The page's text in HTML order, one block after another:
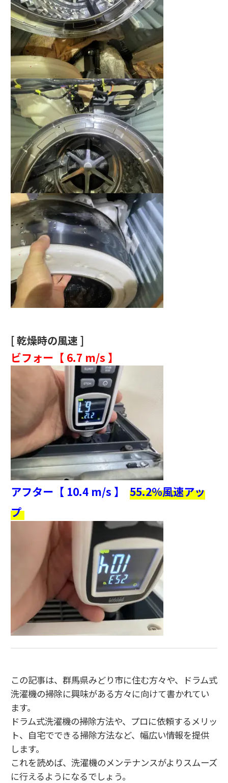
[ 乾燥時の風速 ]
ビフォー【6.7 m/s 】
アフター【 10.4 m/s 】 55.2％風速アッ
プ
この記事は、群馬県みどり市に住む方々や、ドラム式
洗濯機の掃除に興味がある方々に向けて書かれてい
ます。
ドラム式洗濯機の掃除方法や、プロに依頼するメリッ
ト、自宅でできる掃除方法など、幅広い情報を提供
します。
これを読めば、洗濯機のメンテナンスがよりスムーズ
に行えるようになるでしょう。